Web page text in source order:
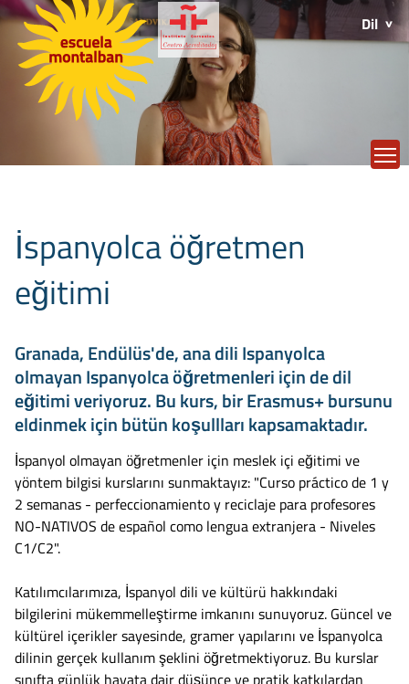
Dil
İspanyolca öğretmen
eğitimi
Granada, Endülüs'de, ana dili Ispanyolca
olmayan Ispanyolca öğretmenleri için de dil
eğitimi veriyoruz. Bu kurs, bir Erasmus+ bursunu
eldinmek için bütün koşullları kapsamaktadır.
İspanyol olmayan öğretmenler için meslek içi eğitimi ve
yöntem bilgisi kurslarını sunmaktayız: "Curso práctico de 1 y
2 semanas - perfeccionamiento y reciclaje para profesores
NO-NATIVOS de español como lengua extranjera - Niveles
C1/C2".
Katılımcılarımıza, İspanyol dili ve kültürü hakkındaki
bilgilerini mükemmelleştirme imkanını sunuyoruz. Güncel ve
kültürel içerikler sayesinde, gramer yapılarını ve İspanyolca
dilinin gerçek kullanım şeklini öğretmektiyoruz. Bu kurslar
sınıfta günlük hayata dair düşünce ve pratik katkılardan